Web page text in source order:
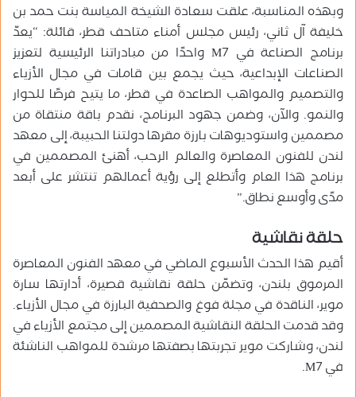
وبهذه المناسبة، علقت سعادة الشيخة المياسة بنت حمد بن
خليفة آل ثاني، رئيس مجلس أمناء متاحف قطر، قائلة: “يعدّ
برنامج الصناعة في M7 واحدًا من مبادراتنا الرئيسية لتعزيز
الصناعات الإبداعية، حيث يجمع بين قامات في مجال الأزياء
والتصميم والمواهب الصاعدة في قطر، ما يتيح فرصًا للحوار
والنمو. والآن، وضمن جهود البرنامج، نقدم باقة منتقاة من
مصممين واستوديوهات بارزة مقرها دولتنا الحبيبة، إلى معهد
لندن للفنون المعاصرة والعالم الرحب، أهنئ المصممين في
برنامج هذا العام وأتطلع إلى رؤية أعمالهم تنتشر على أبعد
مدًى وأوسع نطاق.”
حلقة نقاشية
أقيم هذا الحدث الأسبوع الماضي في معهد الفنون المعاصرة
المرموق بلندن، وتضمّن حلقة نقاشية قصيرة، أدارتها سارة
موير، الناقدة في مجلة فوغ والصحفية البارزة في مجال الأزياء.
وقد قدمت الحلقة النقاشية المصممين إلى مجتمع الأزياء في
لندن، وشاركت موير تجربتها بصفتها مرشدة للمواهب الناشئة
في M7.